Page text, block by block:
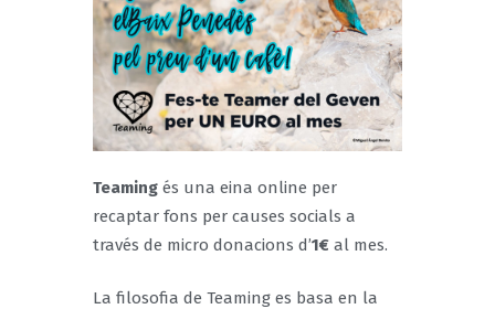
Teaming és una eina online per
recaptar fons per causes socials a
través de micro donacions d’1€ al mes.
La filosofia de Teaming es basa en la